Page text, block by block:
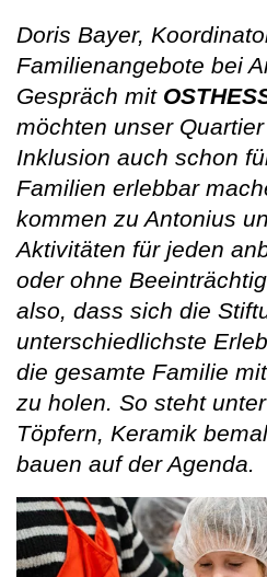
Doris Bayer,
Familienangebote bei
Gespräch mit
möchten unser
Inklusion auch schon
Familien erlebbar
kommen zu Antonius
Aktivitäten für jeden
oder ohne
also, dass sich die
unterschiedlichste
die gesamte Familie
zu holen. So steht
Töpfern, Keramik
bauen auf der Agenda.